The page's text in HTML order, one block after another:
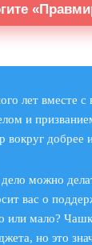
лет вместе
и
вокруг добрее
можно
вас о
или мало?
но это